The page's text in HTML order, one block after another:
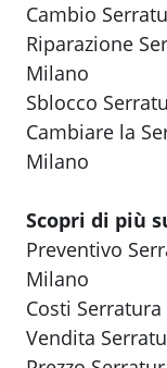
Cambio
Riparazione
Milano
Sblocco
Cambiare la
Milano
Scopri di più
Preventivo
Milano
Costi
Vendita